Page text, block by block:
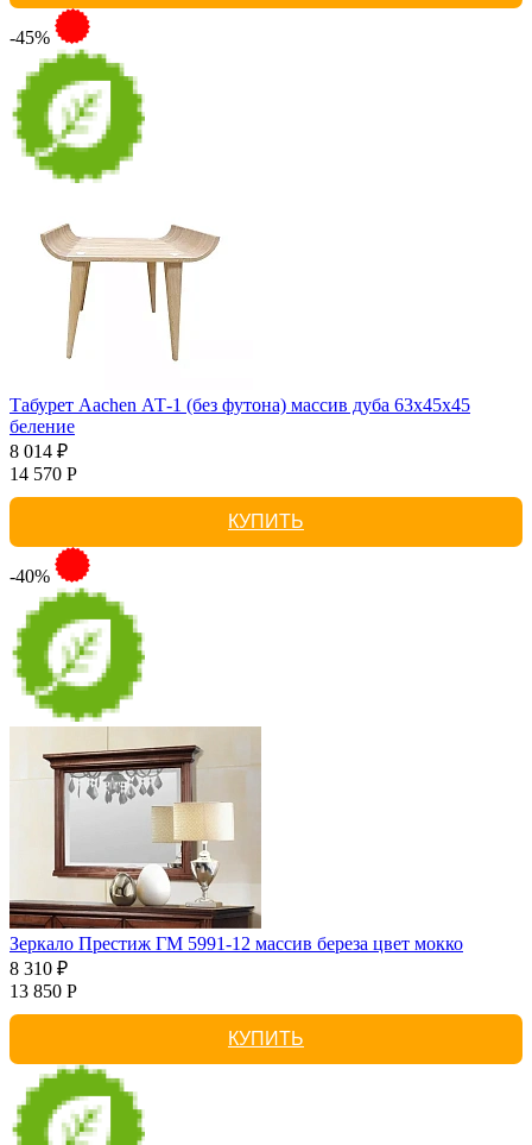
-45%
Табурет Aachen АТ-1 (без футона) массив дуба 63х45х45
беление
8 014 ₽
14 570 Р
КУПИТЬ
-40%
Зеркало Престиж ГМ 5991-12 массив береза цвет мокко
8 310 ₽
13 850 Р
КУПИТЬ